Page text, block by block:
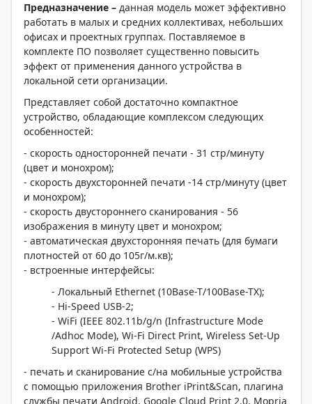
Предназначение – данная модель может эффективно
работать в малых и средних коллективах, небольших
офисах и проектных группах. Поставляемое в
комплекте ПО позволяет существенно повысить
эффект от применения данного устройства в
локальной сети организации.
Представляет собой достаточно компактное
устройство, обладающие комплексом следующих
особенностей:
- скорость односторонней печати - 31 стр/минуту
(цвет и монохром);
- скорость двухсторонней печати -14 стр/минуту (цвет
и монохром);
- скорость двустороннего сканирования - 56
изображения в минуту цвет и монохром;
- автоматическая двухсторонняя печать (для бумаги
плотностей от 60 до 105г/м.кв);
- встроенные интерфейсы:
- Локальный Ethernet (10Base-T/100Base-TX);
- Hi-Speed USB-2;
- WiFi (IEEE 802.11b/g/n (Infrastructure Mode
/Adhoc Mode), Wi-Fi Direct Print, Wireless Set-Up
Support Wi-Fi Protected Setup (WPS)
- печать и сканирование с/на мобильные устройства
с помощью приложения Brother iPrint&Scan, плагина
службы печати Android, Google Cloud Print 2.0, Mopria